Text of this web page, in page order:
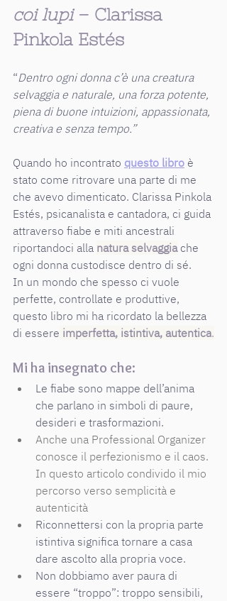
coi lupi – Clarissa
Pinkola Estés
“Dentro ogni donna c’è una creatura
selvaggia e naturale, una forza potente,
piena di buone intuizioni, appassionata,
creativa e senza tempo.”
Quando ho incontrato questo libro è
stato come ritrovare una parte di me
che avevo dimenticato. Clarissa Pinkola
Estés, psicanalista e cantadora, ci guida
attraverso fiabe e miti ancestrali
riportandoci alla natura selvaggia che
ogni donna custodisce dentro di sé.
In un mondo che spesso ci vuole
perfette, controllate e produttive,
questo libro mi ha ricordato la bellezza
di essere imperfetta, istintiva, autentica.
Mi ha insegnato che:
Le fiabe sono mappe dell’anima
che parlano in simboli di paure,
desideri e trasformazioni.
Anche una Professional Organizer
conosce il perfezionismo e il caos.
In questo articolo condivido il mio
percorso verso semplicità e
autenticità
Riconnettersi con la propria parte
istintiva significa tornare a casa
dare ascolto alla propria voce.
Non dobbiamo aver paura di
essere “troppo”: troppo sensibili,